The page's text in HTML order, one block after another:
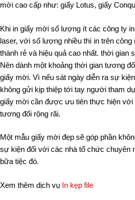
mời cao cấp như: giấy Lotus, giấy
Khi in giấy mời số lượng ít các công ty
laser, với số lượng nhiều thì in trên công
thành rẻ và hiệu quả cao nhất. thời gian
Nên dành một khoảng thời gian tương
giấy mời. Vì nếu sát ngày diễn ra sự
không gửi kịp thiệp tới tay người tham
giấy mời cần được ưu tiên thực hiện với
tương đối rộng rãi.
Một mẫu giấy mời đẹp sẽ góp phần
sự kiện đối với các nhà tổ chức chuyên
bữa tiệc đó.
Xem thêm dịch vụ In kẹp file